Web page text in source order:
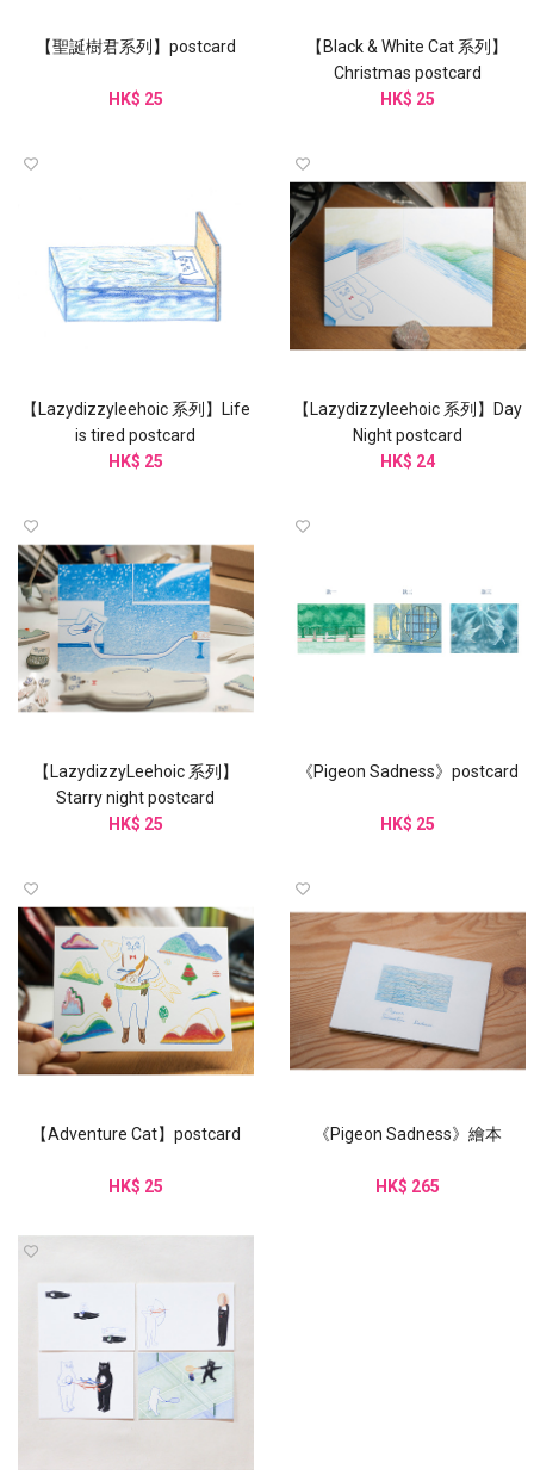
【聖誕樹君系列】postcard
HK$ 25
【Black & White Cat 系列】
Christmas postcard
HK$ 25
【Lazydizzyleehoic 系列】Life
is tired postcard
HK$ 25
【Lazydizzyleehoic 系列】Day
Night postcard
HK$ 24
【LazydizzyLeehoic 系列】
Starry night postcard
HK$ 25
《Pigeon Sadness》postcard
HK$ 25
【Adventure Cat】postcard
HK$ 25
《Pigeon Sadness》繪本
HK$ 265